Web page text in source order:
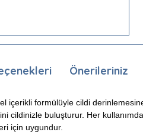
Önerileriniz
içerikli formülüyle cildi
cildinizle buluşturur. Her
için uygundur.